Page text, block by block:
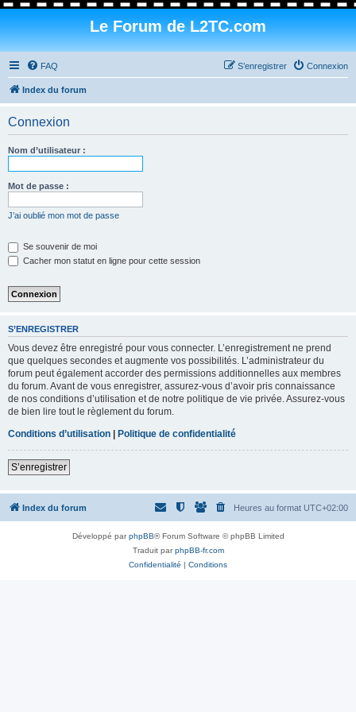
Le Forum de L2TC.com
FAQ Connexion
S’enregistrer
Index du forum
Connexion
Nom d’utilisateur :
Mot de passe :
J’ai oublié mon mot de passe
Se souvenir de moi
Cacher mon statut en ligne pour cette session
S’ENREGISTRER
Vous devez être enregistré pour vous connecter. L’enregistrement ne prend
que quelques secondes et augmente vos possibilités. L’administrateur du
forum peut également accorder des permissions additionnelles aux membres
du forum. Avant de vous enregistrer, assurez-vous d’avoir pris connaissance
de nos conditions d’utilisation et de notre politique de vie privée. Assurez-vous
de bien lire tout le règlement du forum.
Conditions d’utilisation | Politique de confidentialité
S’enregistrer
Index du forum Heures au format UTC+02:00
Développé parphpBB® Forum Software © phpBB Limited
Traduit parphpBB-fr.com
Confidentialité | Conditions